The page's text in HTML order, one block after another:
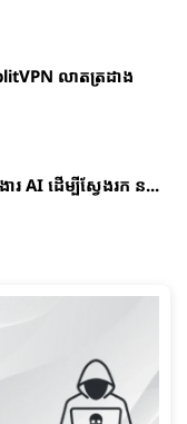
លាតត្រដាង
ារ AI ដើម្បីស្វែងរក ន...